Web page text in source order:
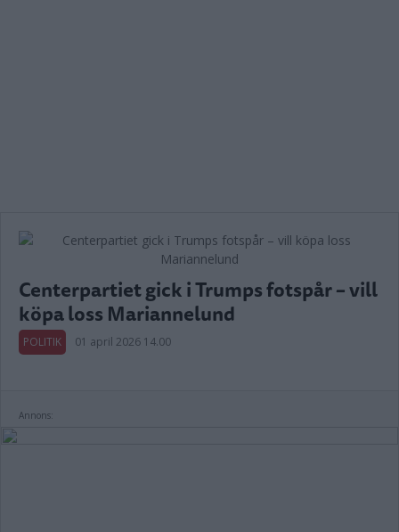
Centerpartiet gick i Trumps fotspår – vill
köpa loss Mariannelund
POLITIK 01 april 2026 14.00
Annons: